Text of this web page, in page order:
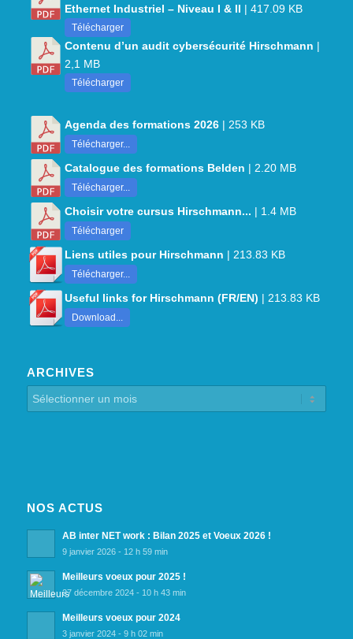
Ethernet Industriel – Niveau I & II | 417.09 KB
Télécharger
Contenu d’un audit cybersécurité Hirschmann |
2,1 MB
Télécharger
Agenda des formations 2026| 253 KB
Télécharger...
Catalogue des formations Belden | 2.20 MB
Télécharger...
Choisir votre cursus Hirschmann... | 1.4 MB
Télécharger
Liens utiles pour Hirschmann | 213.83 KB
Télécharger...
Useful links for Hirschmann (FR/EN) | 213.83 KB
Download...
ARCHIVES
NOS ACTUS
AB inter NET work : Bilan 2025 et Voeux 2026 !
9 janvier 2026 - 12 h 59 min
Meilleurs voeux pour 2025 !
27 décembre 2024 - 10 h 43 min
Meilleurs voeux pour 2024
3 janvier 2024 - 9 h 02 min